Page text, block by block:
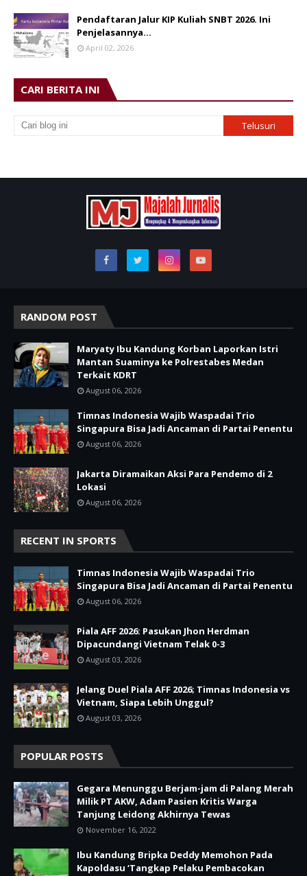
Pendaftaran Jalur KIP Kuliah SNBT 2026. Ini
Penjelasannya…
April 02, 2026
CARI BERITA INI
RANDOM POST
Maryaty Ibu Kandung Korban Laporkan Istri
Mantan Suaminya ke Polrestabes Medan
Terkait KDRT
August 06, 2026
Timnas Indonesia Wajib Waspadai Trio
Singapura Bisa Jadi Ancaman di Partai Penentu
August 06, 2026
Jakarta Diramaikan Aksi Para Pendemo di 2
Lokasi
August 06, 2026
RECENT IN SPORTS
Timnas Indonesia Wajib Waspadai Trio
Singapura Bisa Jadi Ancaman di Partai Penentu
August 06, 2026
Piala AFF 2026: Pasukan Jhon Herdman
Dipacundangi Vietnam Telak 0-3
August 03, 2026
Jelang Duel Piala AFF 2026; Timnas Indonesia vs
Vietnam, Siapa Lebih Unggul?
August 03, 2026
POPULAR POSTS
Gegara Menunggu Berjam-jam di Palang Merah
Milik PT AKW, Adam Pasien Kritis Warga
Tanjung Leidong Akhirnya Tewas
November 16, 2022
Ibu Kandung Bripka Deddy Memohon Pada
Kapoldasu ‘Tangkap Pelaku Pembacokan